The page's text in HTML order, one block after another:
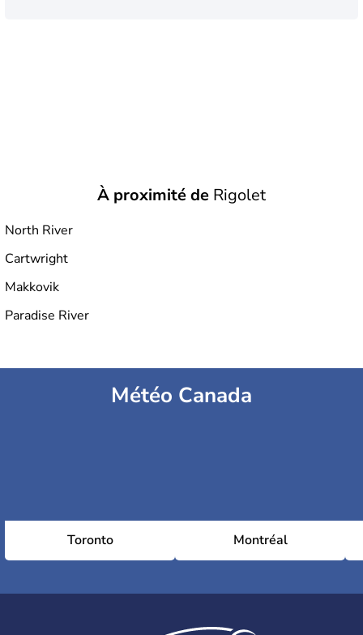
À proximité de Rigolet
North River
Cartwright
Makkovik
Paradise River
Météo Canada
Toronto Montréal